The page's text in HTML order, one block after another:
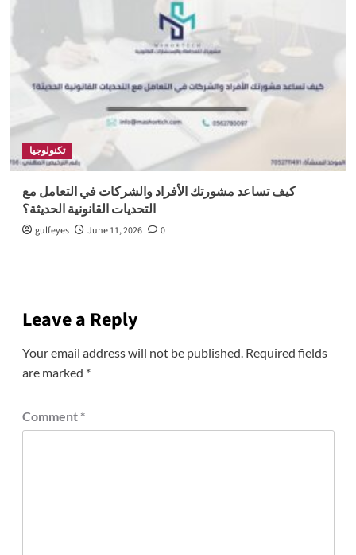
تكنولوجيا
كيف تساعد مشورتك الأفراد والشركات في التعامل مع
التحديات القانونية الحديثة؟
gulfeyes June 11, 2026 0
Leave a Reply
Your email address will not be published. Required fields
are marked *
Comment *